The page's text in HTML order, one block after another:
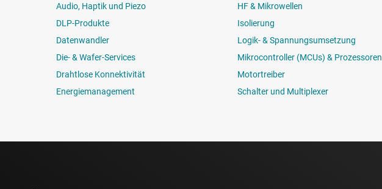
Audio, Haptik und Piezo
DLP-Produkte
Datenwandler
Die- & Wafer-Services
Drahtlose Konnektivität
Energiemanagement
HF & Mikrowellen
Isolierung
Logik- & Spannungsumsetzung
Mikrocontroller (MCUs) & Prozessoren
Motortreiber
Schalter und Multiplexer